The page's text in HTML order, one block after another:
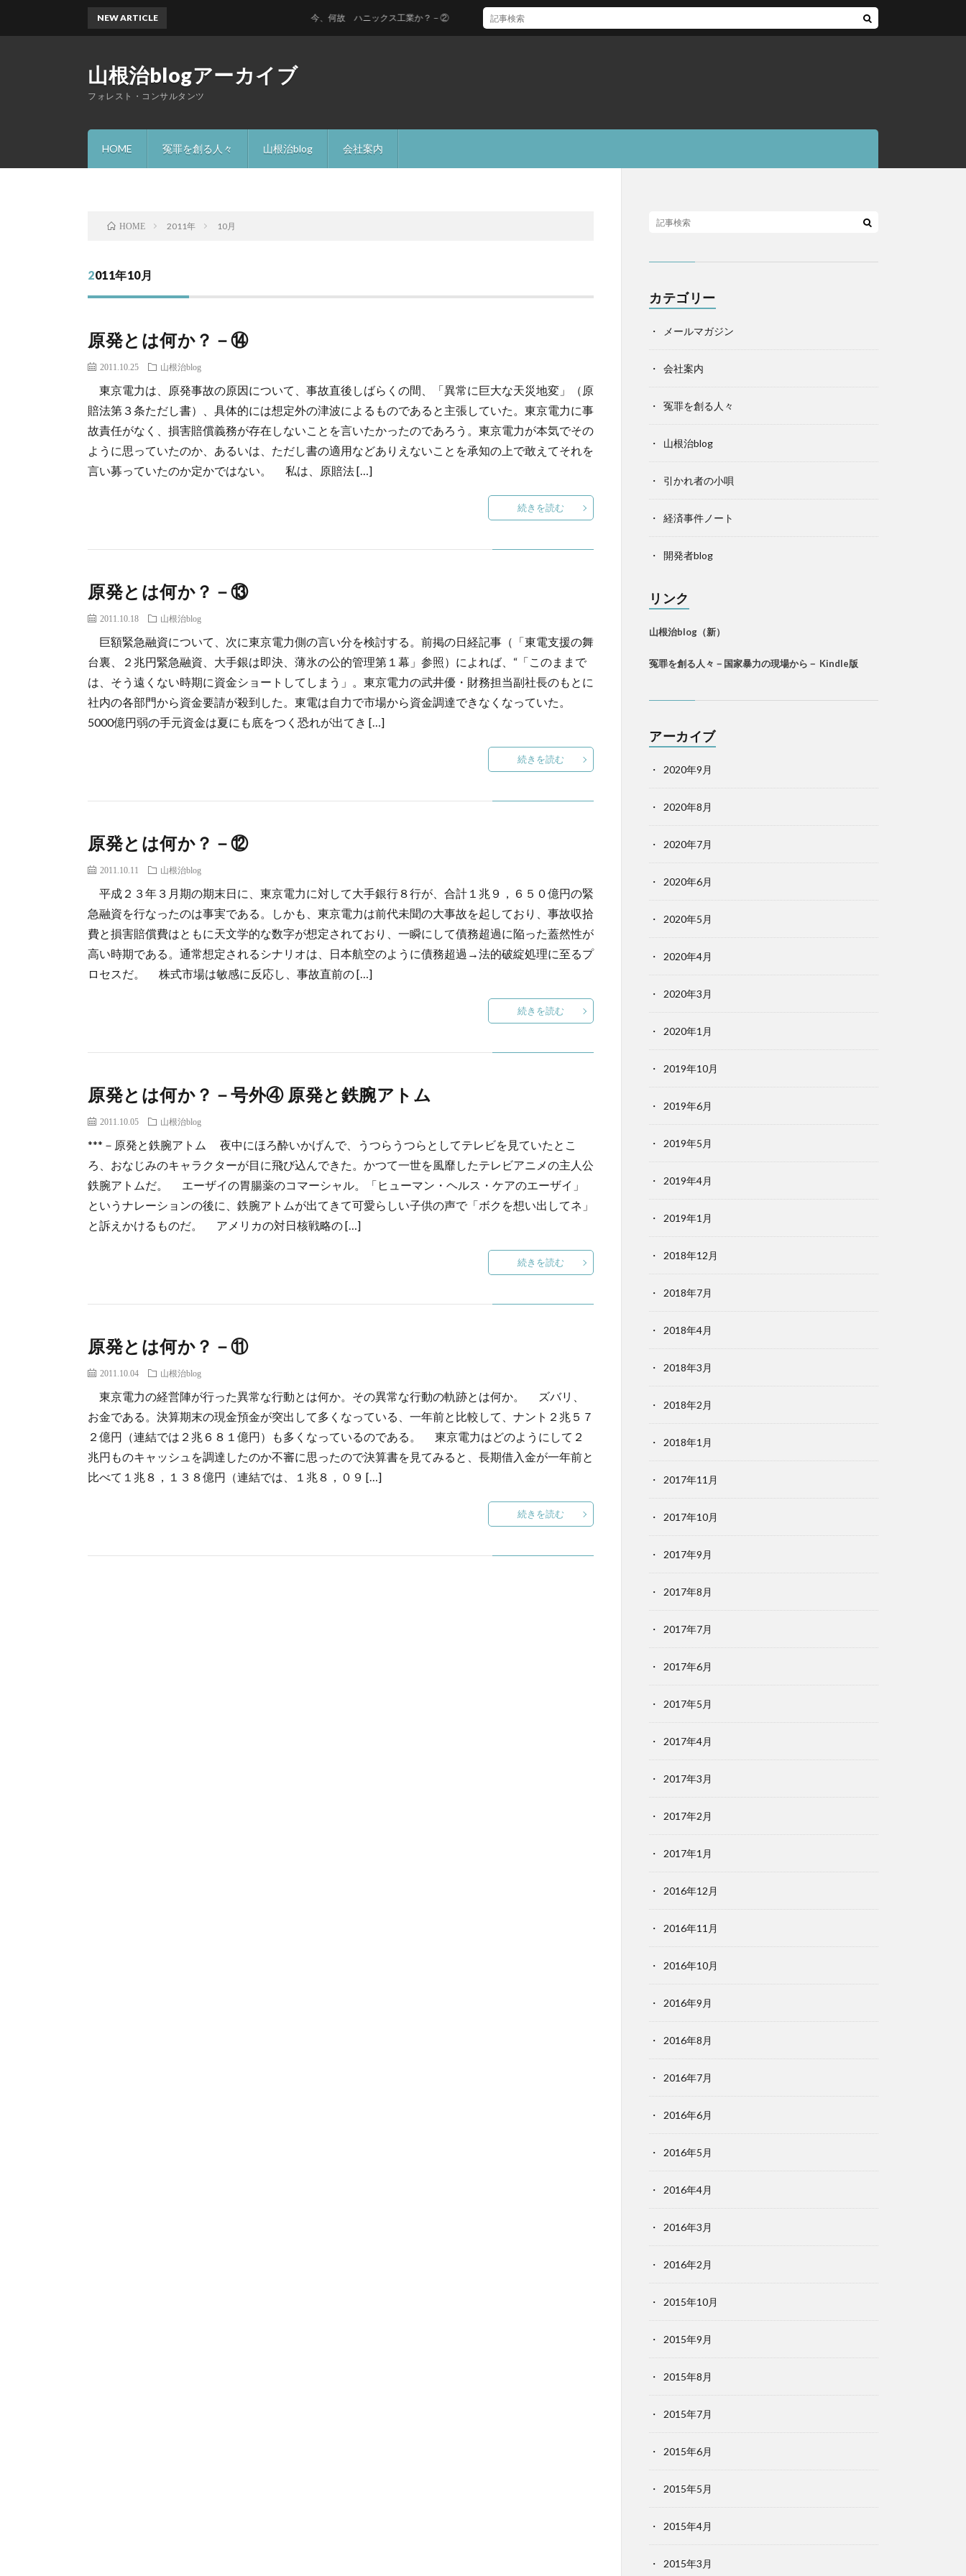
山根治blogアーカイブ
フォレスト・コンサルタンツ
HOME 冤罪を創る人々 山根治blog 会社案内
NEW ARTICLE 今、何故 ハニックス工業か？－②
HOME 2011年 10月
2011年10月
原発とは何か？－⑭
2011.10.25 山根治blog
東京電力は、原発事故の原因について、事故直後しばらくの間、「異常に巨大な天災地変」（原
賠法第３条ただし書）、具体的には想定外の津波によるものであると主張していた。東京電力に事
故責任がなく、損害賠償義務が存在しないことを言いたかったのであろう。東京電力が本気でその
ように思っていたのか、あるいは、ただし書の適用などありえないことを承知の上で敢えてそれを
言い募っていたのか定かではない。 私は、原賠法 […]
続きを読む
原発とは何か？－⑬
2011.10.18 山根治blog
巨額緊急融資について、次に東京電力側の言い分を検討する。前掲の日経記事（「東電支援の舞
台裏、２兆円緊急融資、大手銀は即決、薄氷の公的管理第１幕」参照）によれば、“「このままで
は、そう遠くない時期に資金ショートしてしまう」。東京電力の武井優・財務担当副社長のもとに
社内の各部門から資金要請が殺到した。東電は自力で市場から資金調達できなくなっていた。
5000億円弱の手元資金は夏にも底をつく恐れが出てき […]
続きを読む
原発とは何か？－⑫
2011.10.11 山根治blog
平成２３年３月期の期末日に、東京電力に対して大手銀行８行が、合計１兆９，６５０億円の緊
急融資を行なったのは事実である。しかも、東京電力は前代未聞の大事故を起しており、事故収拾
費と損害賠償費はともに天文学的な数字が想定されており、一瞬にして債務超過に陥った蓋然性が
高い時期である。通常想定されるシナリオは、日本航空のように債務超過→法的破綻処理に至るプ
ロセスだ。 株式市場は敏感に反応し、事故直前の […]
続きを読む
原発とは何か？－号外④ 原発と鉄腕アトム
2011.10.05 山根治blog
***－原発と鉄腕アトム 夜中にほろ酔いかげんで、うつらうつらとしてテレビを見ていたとこ
ろ、おなじみのキャラクターが目に飛び込んできた。かつて一世を風靡したテレビアニメの主人公
鉄腕アトムだ。 エーザイの胃腸薬のコマーシャル。「ヒューマン・ヘルス・ケアのエーザイ」
というナレーションの後に、鉄腕アトムが出てきて可愛らしい子供の声で「ボクを想い出してネ」
と訴えかけるものだ。 アメリカの対日核戦略の […]
続きを読む
原発とは何か？－⑪
2011.10.04 山根治blog
東京電力の経営陣が行った異常な行動とは何か。その異常な行動の軌跡とは何か。 ズバリ、
お金である。決算期末の現金預金が突出して多くなっている、一年前と比較して、ナント２兆５７
２億円（連結では２兆６８１億円）も多くなっているのである。 東京電力はどのようにして２
兆円ものキャッシュを調達したのか不審に思ったので決算書を見てみると、長期借入金が一年前と
比べて１兆８，１３８億円（連結では、１兆８，０９ […]
続きを読む
カテゴリー
メールマガジン
会社案内
冤罪を創る人々
山根治blog
引かれ者の小唄
経済事件ノート
開発者blog
リンク
山根治blog（新）
冤罪を創る人々－国家暴力の現場から－ Kindle版
アーカイブ
2020年9月
2020年8月
2020年7月
2020年6月
2020年5月
2020年4月
2020年3月
2020年1月
2019年10月
2019年6月
2019年5月
2019年4月
2019年1月
2018年12月
2018年7月
2018年4月
2018年3月
2018年2月
2018年1月
2017年11月
2017年10月
2017年9月
2017年8月
2017年7月
2017年6月
2017年5月
2017年4月
2017年3月
2017年2月
2017年1月
2016年12月
2016年11月
2016年10月
2016年9月
2016年8月
2016年7月
2016年6月
2016年5月
2016年4月
2016年3月
2016年2月
2015年10月
2015年9月
2015年8月
2015年7月
2015年6月
2015年5月
2015年4月
2015年3月